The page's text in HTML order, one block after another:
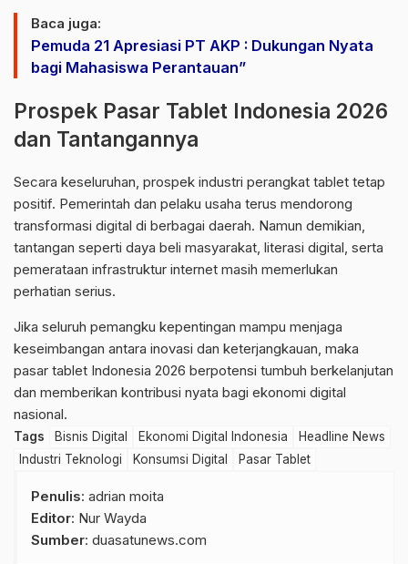
Baca juga:
Pemuda 21 Apresiasi PT AKP : Dukungan Nyata
bagi Mahasiswa Perantauan”
Prospek Pasar Tablet Indonesia 2026
dan Tantangannya
Secara keseluruhan, prospek industri perangkat tablet tetap
positif. Pemerintah dan pelaku usaha terus mendorong
transformasi digital di berbagai daerah. Namun demikian,
tantangan seperti daya beli masyarakat, literasi digital, serta
pemerataan infrastruktur internet masih memerlukan
perhatian serius.
Jika seluruh pemangku kepentingan mampu menjaga
keseimbangan antara inovasi dan keterjangkauan, maka
pasar tablet Indonesia 2026 berpotensi tumbuh berkelanjutan
dan memberikan kontribusi nyata bagi ekonomi digital
nasional.
Tags Bisnis Digital Ekonomi Digital Indonesia
Headline News
Industri Teknologi
Konsumsi Digital Pasar Tablet
Penulis: adrian moita
Editor: Nur Wayda
Sumber: duasatunews.com